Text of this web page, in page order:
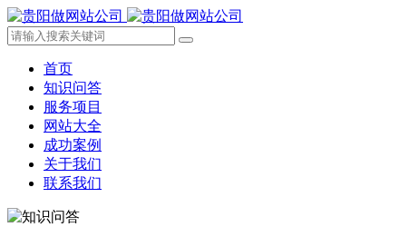
首页
知识问答
服务项目
网站大全
成功案例
关于我们
联系我们